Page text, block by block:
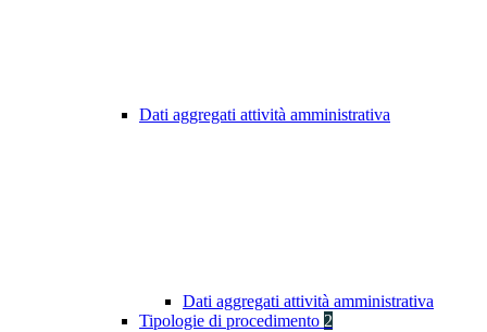
Dati aggregati attività amministrativa
Dati aggregati attività amministrativa
Tipologie di procedimento 2